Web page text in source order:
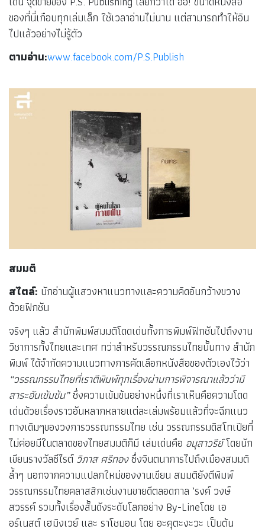
ของที่นี่เกือบทุกเล่มเล็ก ใช้เวลาอ่านไม่นาน แต่สามารถทำให้อิน
ไปแล้วอย่างไม่รู้ตัว
ตามอ่าน:www.facebook.com/P.S.Publish
สมมติ
สไตล์: นักอ่านผู้แสวงหาแนวทางและความคิดอันกว้างขวาง
ด้วยฟิกชัน
จริงๆ แล้ว สำนักพิมพ์สมมติโดดเด่นทั้งการพิมพ์ฟิกชันไปถึงงาน
วิชาการทั้งไทยและเทศ ทว่าสำหรับวรรณกรรมไทยนั้นทาง สำนัก
พิมพ์ ได้จำกัดความแนวทางการคัดเลือกหนังสือของตัวเองไว้ว่า
“วรรณกรรมไทยที่เราตีพิมพ์ทุกเรื่องผ่านการพิจารณาแล้วว่ามี
สาระอันเข้มข้น”ซึ่งความเข้มข้นอย่างหนึ่งที่เราเห็นคือความโดด
เด่นด้วยเรื่องราวอันหลากหลายแต่ละเล่มพร้อมแล้วที่จะฉีกแนว
ทางเดิมๆของวงการวรรณกรรมไทย เช่น วรรณกรรมดิสโทเปียที่
ไม่ค่อยมีในตลาดของไทยสมมติก็มี เล่มเด่นคือ อนุสาวรีย์โดยนัก
เขียนรางวัลซีไรต์วิภาส ศรีทองซึ่งจินตนาการไปถึงเมืองสมมติ
ล้ำๆ นอกจากความแปลกใหม่ของงานเขียน สมมติยังตีพิมพ์
วรรณกรรมไทยคลาสสิกเช่นงานขายดีตลอดกาล ’รงค์ วงษ์
สวรรค์ รวมทั้งเรื่องสั้นดังระดับโลกอย่าง By-Lineโดย เอ
อร์เนสต์ เฮมิงเวย์ และ ราโชมอน โดย อะคุตะงะวะ เป็นต้น